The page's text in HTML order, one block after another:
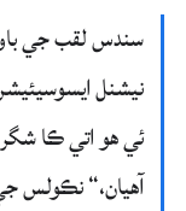
سندس لقب جي
نيشنل
ئي هو اتي ڪا
آهيان،“ نڪولس